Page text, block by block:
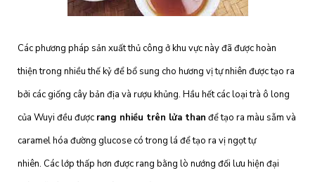
Các phương pháp sản xuất thủ công ở khu vực này đã được hoàn
thiện trong nhiều thế kỷ để bổ sung cho hương vị tự nhiên được tạo ra
bởi các giống cây bản địa và rượu khủng. Hầu hết các loại trà ô long
của Wuyi đều được rang nhiều trên lửa than để tạo ra màu sẫm và
caramel hóa đường glucose có trong lá để tạo ra vị ngọt tự
nhiên. Các lớp thấp hơn được rang bằng lò nướng đối lưu hiện đại